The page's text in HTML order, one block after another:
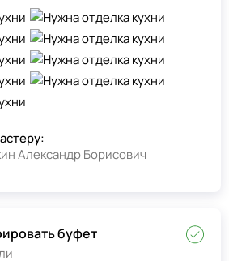
Александр Борисович
буфет